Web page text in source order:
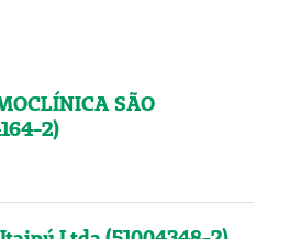
SÃO
2)